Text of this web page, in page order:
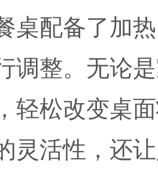
桌配备了加
调整。无论
轻松改变桌
灵活性，还